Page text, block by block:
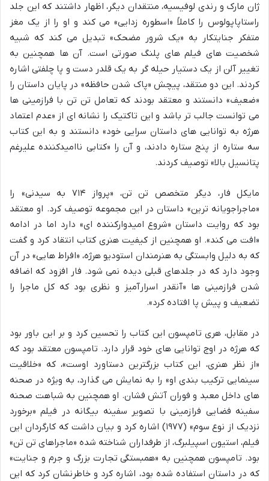
ژان مارک و رندی لوفیسیه، منتقدان دیگر، اظهار داشتند که این جلد
راستاپاپولوس را کاملاً «اسطوره زدایی» می کند و او را از یک مغز
متفکر جنایتکار به «یک شرور مضحک» تبدیل می کند که شبیه
شخصیت های فیلم های پلنگ صورتی است. آن ها همچنین به
تغییر آلن از یک دستیار حیله گر به یک قلدر دست و پا چلفتی اشاره
کردند. این دو منتقد، پیچش «پاک شدن حافظه» در پایان داستان را
«ضعیف» دانستند و معتقد بودند که تعامل تن تن با فرازمینی ها
می توانست جالب تر باشد و این تاکتیک را نشانه ای از «عدم اعتماد
هرژه به توانایی های داستان سرایی خود» دانستند و به این کتاب
سه ستاره از پنج ستاره دادند، و آن را «کتابی ناامیدکننده علیرغم
پتانسیل بالا» توصیف کردند.
مایکل فار، دیگر متخصص تن تن، «پرواز ۷۱۴ به سیدنی» را
«ماجراجویانه ترین» داستان در این مجموعه توصیف کرد. او معتقد
بود که روایت داستان «شروع امیدوارکننده ای» دارد اما در ادامه
«افت می کند». او همچنین از کیفیت هنری کتاب انتقاد کرد و گفت
که به دلیل وابستگی به هنرمندان استودیو هرژه، «افراط هایی» در آن
وجود دارد که در جلدهای قبلی دیده نمی شود. فار افزود که اضافه
شدن فرازمینی ها «آنقدر اسرارآمیز و نظری بود که کل ماجرا را
تضعیف و پیش پا افتاده کرد».
در مقابل، هری تامپسون این کتاب را تحسین کرد و بر این باور بود
که هرژه در اوج توانایی های خود قرار دارد. تامپسون معتقد بود که
«از نظر هنری، این کتاب بزرگترین دستاورد اوست»، که «خلاقیت
سینمایی ترکیب بندی او» را به نمایش می گذارد، به ویژه در صحنه
های داخل معبد و فوران آتش فشان. او همچنین به شباهت صحنه
سفینه فضایی فرازمینی با تصویر سفینه بیگانه در فیلم «برخورد
نزدیک از نوع سوم» (۱۹۷۷) اشاره کرد و بیان داشت که کارگردان این
فیلم، استیون اسپیلبرگ، از طرفداران شناخته شده «ماجراهای تن تن»
بود. تامپسون همچنین به «همبستگی تجارت بزرگ و جرم و جنایت»
که در داستان استفاده شده بود، اشاره کرد و خاطرنشان کرد که این